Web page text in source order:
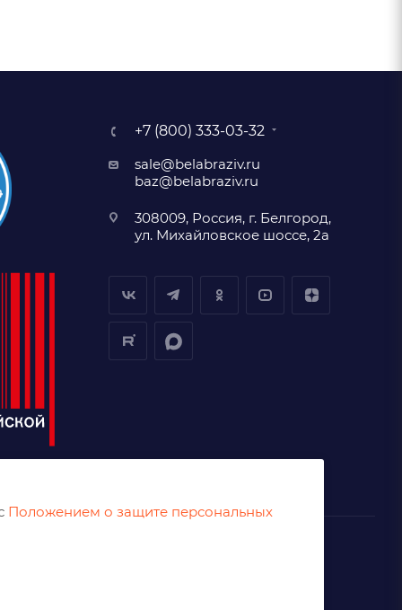
+7 (800) 333-03-32
sale@belabraziv.ru
baz@belabraziv.ru
308009, Россия, г. Белгород,
ул. Михайловское шоссе, 2а
Положением о защите персональных